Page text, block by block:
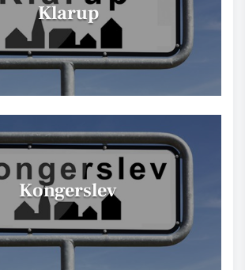
Klarup
Kongerslev